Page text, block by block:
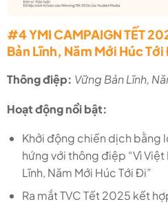
#4 YMI CAMPAIGN TẾT
Bản Lĩnh, Năm Mới Húc Tới
Thông điệp: Vững Bản Lĩnh,
Hoạt động nổi bật:
Khởi động chiến dịch bằng
hứng với thông điệp “Vì Việt
Lĩnh, Năm Mới Húc Tới Đi”
Ra mắt TVC Tết 2025 kết